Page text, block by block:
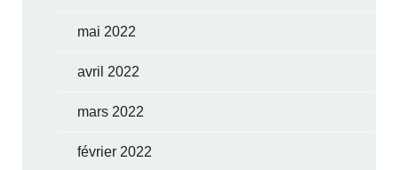
mai 2022
avril 2022
mars 2022
février 2022